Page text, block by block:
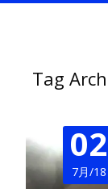
Tag
02
7月/18